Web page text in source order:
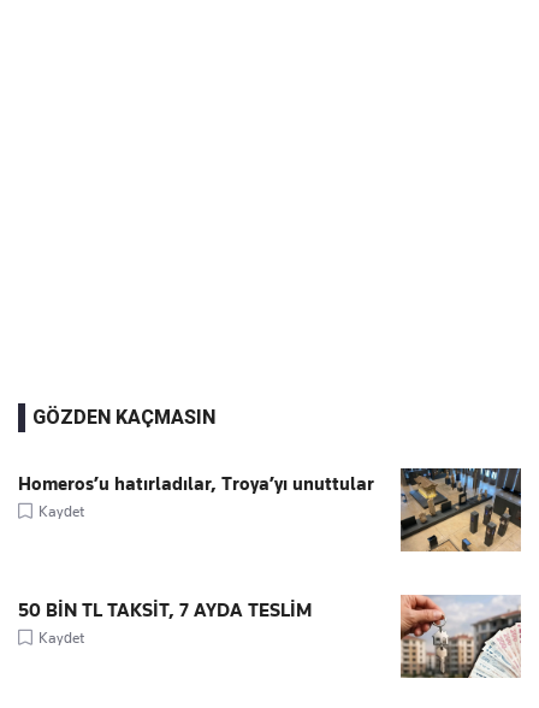
GÖZDEN KAÇMASIN
Homeros’u hatırladılar, Troya’yı unuttular
Kaydet
50 BİN TL TAKSİT, 7 AYDA TESLİM
Kaydet